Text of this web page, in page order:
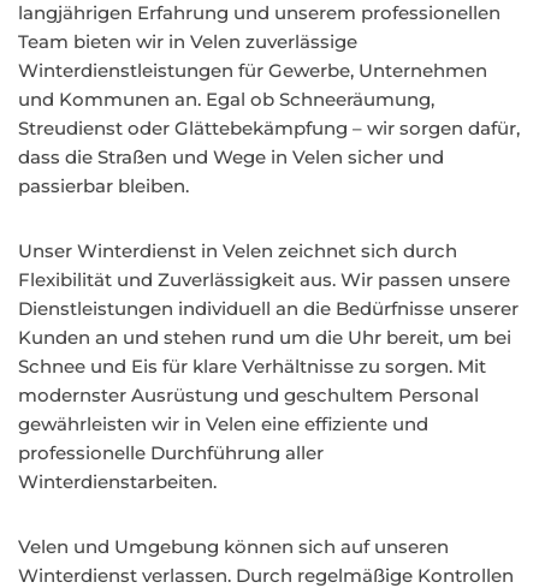
langjährigen Erfahrung und unserem professionellen
Team bieten wir in Velen zuverlässige
Winterdienstleistungen für Gewerbe, Unternehmen
und Kommunen an. Egal ob Schneeräumung,
Streudienst oder Glättebekämpfung – wir sorgen dafür,
dass die Straßen und Wege in Velen sicher und
passierbar bleiben.
Unser Winterdienst in Velen zeichnet sich durch
Flexibilität und Zuverlässigkeit aus. Wir passen unsere
Dienstleistungen individuell an die Bedürfnisse unserer
Kunden an und stehen rund um die Uhr bereit, um bei
Schnee und Eis für klare Verhältnisse zu sorgen. Mit
modernster Ausrüstung und geschultem Personal
gewährleisten wir in Velen eine effiziente und
professionelle Durchführung aller
Winterdienstarbeiten.
Velen und Umgebung können sich auf unseren
Winterdienst verlassen. Durch regelmäßige Kontrollen